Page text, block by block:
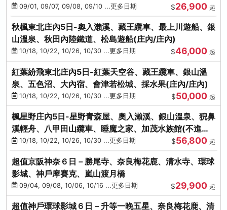
09/01, 09/07, 09/08, 09/10 ...更多日期 $26,900 起
秋楓東北庄內5日-奧入瀨溪、藏王纜車、最上川遊船、銀
山溫泉、秋田內陸鐵道、松島遊船(庄內/庄內)
10/18, 10/22, 10/26, 10/30 ...更多日期 $46,000 起
紅葉紛飛東北庄內5日-紅葉天空谷、藏王纜車、銀山溫
泉、五色沼、大內宿、會津若松城、採水果(庄內/庄內)
10/18, 10/22, 10/26, 10/30 ...更多日期 $50,000 起
楓星野庄內5日-星野青森屋、奧入瀨溪、銀山溫泉、猊鼻
溪輕舟、八甲田山纜車、睡魔之家、加茂水族館(不進店)
(庄內/庄內)
10/18, 10/22, 10/26, 10/30 ...更多日期 $56,800 起
超值京阪神奈６日－勝尾寺、奈良梅花鹿、清水寺、環球
影城、神戶摩賽克、嵐山渡月橋
09/04, 09/08, 10/06, 10/16 ...更多日期 $29,900 起
超值神戶環球影城６日－升等一晚五星、奈良梅花鹿、清